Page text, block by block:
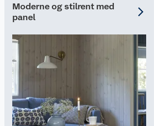
Moderne og stilrent med
panel